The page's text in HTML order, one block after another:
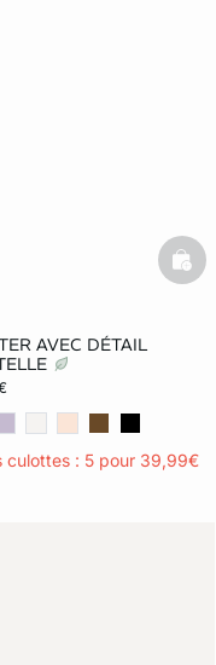
AVEC DÉTAIL
culottes : 5 pour 39,99€